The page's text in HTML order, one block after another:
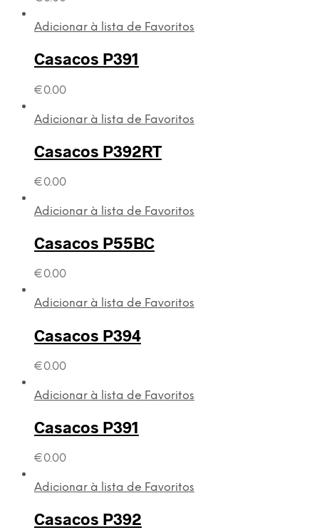
Adicionar à lista de Favoritos
Casacos P391
€0.00
Adicionar à lista de Favoritos
Casacos P392RT
€0.00
Adicionar à lista de Favoritos
Casacos P55BC
€0.00
Adicionar à lista de Favoritos
Casacos P394
€0.00
Adicionar à lista de Favoritos
Casacos P391
€0.00
Adicionar à lista de Favoritos
Casacos P392